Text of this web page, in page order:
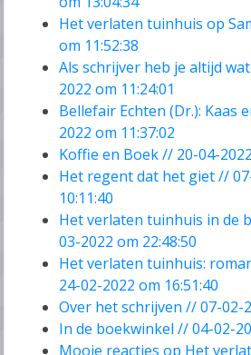
Het verlaten tuinhuis op
om 11:52:38
Als schrijver heb je altijd
2022 om 11:24:01
Bellefair Echten (Dr.): Kaas
2022 om 11:37:02
Koffie en Boek // 20-04-
Het regent dat het giet //
10:11:40
Het verlaten tuinhuis in de
03-2022 om 22:48:50
Het verlaten tuinhuis:
24-02-2022 om 16:51:40
Over het schrijven // 07-02-
In de boekwinkel // 04-02-
Mooie reacties op Het